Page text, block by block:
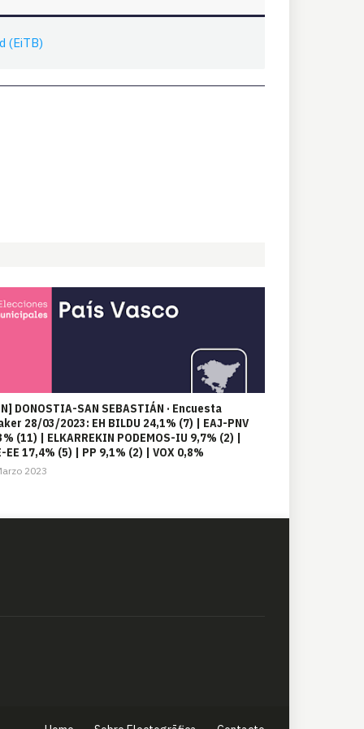
(EiTB)
DONOSTIA-SAN SEBASTIÁN · Encuesta
28/03/2023: EH BILDU 24,1% (7) | EAJ-PNV
(11) | ELKARREKIN PODEMOS-IU 9,7% (2) |
EE 17,4% (5) | PP 9,1% (2) | VOX 0,8%
2023